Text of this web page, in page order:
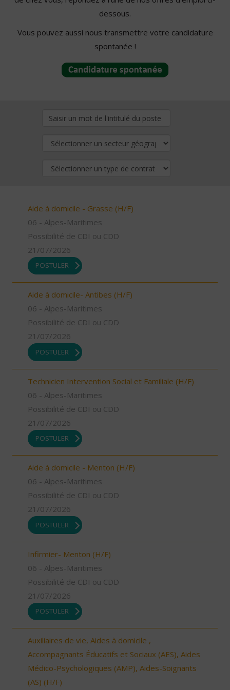
dessous.
Vous pouvez aussi nous transmettre votre candidature
spontanée !
Aide à domicile - Grasse (H/F)
06 - Alpes-Maritimes
Possibilité de CDI ou CDD
21/07/2026
POSTULER
Aide à domicile- Antibes (H/F)
06 - Alpes-Maritimes
Possibilité de CDI ou CDD
21/07/2026
POSTULER
Technicien Intervention Social et Familiale (H/F)
06 - Alpes-Maritimes
Possibilité de CDI ou CDD
21/07/2026
POSTULER
Aide à domicile - Menton (H/F)
06 - Alpes-Maritimes
Possibilité de CDI ou CDD
21/07/2026
POSTULER
Infirmier- Menton (H/F)
06 - Alpes-Maritimes
Possibilité de CDI ou CDD
21/07/2026
POSTULER
Auxiliaires de vie, Aides à domicile ,
Accompagnants Éducatifs et Sociaux (AES), Aides
Médico-Psychologiques (AMP), Aides-Soignants
(AS) (H/F)